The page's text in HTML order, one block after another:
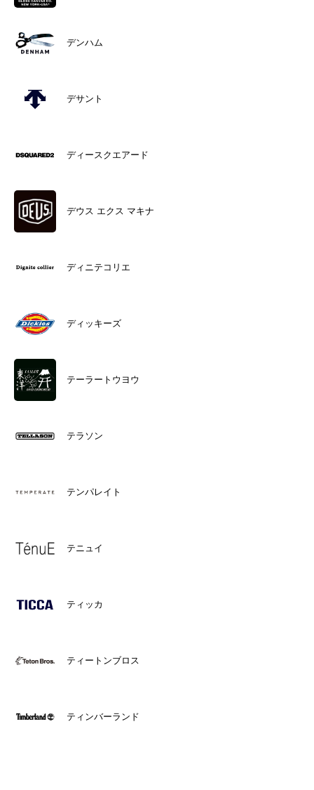
デンハム
デサント
ディースクエアード
デウス エクス マキナ
ディニテコリエ
ディッキーズ
テーラートウヨウ
テラソン
テンパレイト
テニュイ
ティッカ
ティートンブロス
ティンバーランド